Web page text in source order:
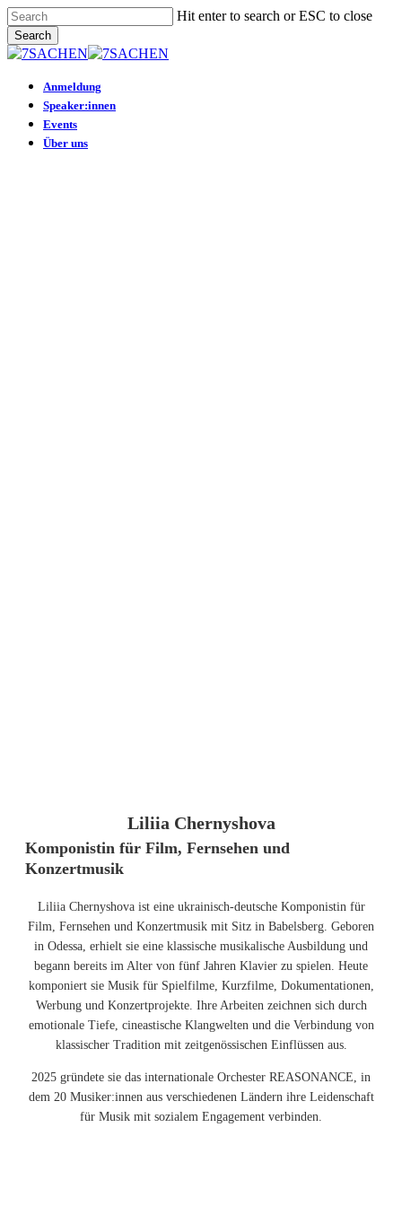
Skip
to
main
Hit enter to search or ESC to close
Search
Close
Menu
Anmeldung
Speaker:innen
Events
Über uns
Liliia Chernyshova
Komponistin für Film, Fernsehen und
Konzertmusik
Liliia Chernyshova ist eine ukrainisch-deutsche Komponistin für
Film, Fernsehen und Konzertmusik mit Sitz in Babelsberg. Geboren
in Odessa, erhielt sie eine klassische musikalische Ausbildung und
begann bereits im Alter von fünf Jahren Klavier zu spielen. Heute
komponiert sie Musik für Spielfilme, Kurzfilme, Dokumentationen,
Werbung und Konzertprojekte. Ihre Arbeiten zeichnen sich durch
emotionale Tiefe, cineastische Klangwelten und die Verbindung von
klassischer Tradition mit zeitgenössischen Einflüssen aus.
2025 gründete sie das internationale Orchester REASONANCE, in
dem 20 Musiker:innen aus verschiedenen Ländern ihre Leidenschaft
für Musik mit sozialem Engagement verbinden.